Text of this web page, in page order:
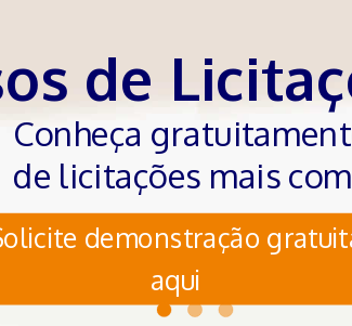
de
Conheça
de licitações mais
demonstração
aqui